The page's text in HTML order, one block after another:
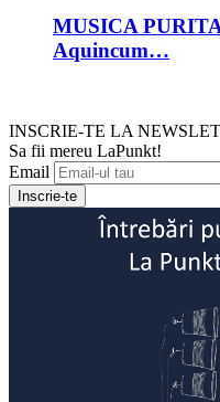
MUSICA
Aquincum…
INSCRIE-TE LA
Sa fii mereu LaPunkt!
Email